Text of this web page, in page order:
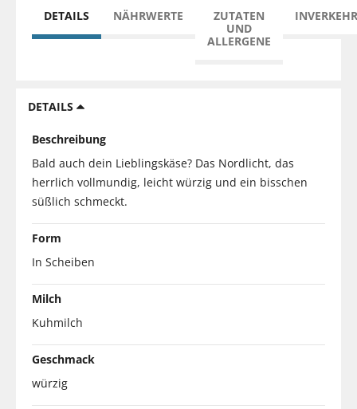
DETAILS NÄHRWERTE
ZUTATEN
UND
ALLERGENE
DETAILS
Beschreibung
Bald auch dein Lieblingskäse? Das Nordlicht, das
herrlich vollmundig, leicht würzig und ein bisschen
süßlich schmeckt.
Form
In Scheiben
Milch
Kuhmilch
Geschmack
würzig